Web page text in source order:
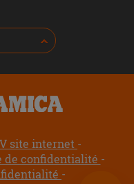
site internet
de confidentialité